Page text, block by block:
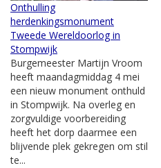
Onthulling
herdenkingsmonument
Tweede Wereldoorlog in
Stompwijk
Burgemeester Martijn Vroom
heeft maandagmiddag 4 mei
een nieuw monument onthuld
in Stompwijk. Na overleg en
zorgvuldige voorbereiding
heeft het dorp daarmee een
blijvende plek gekregen om stil
te...